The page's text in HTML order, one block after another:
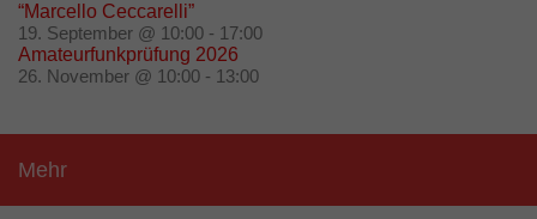
“Marcello Ceccarelli”
19. September @ 10:00 - 17:00
Amateurfunkprüfung 2026
26. November @ 10:00 - 13:00
Mehr